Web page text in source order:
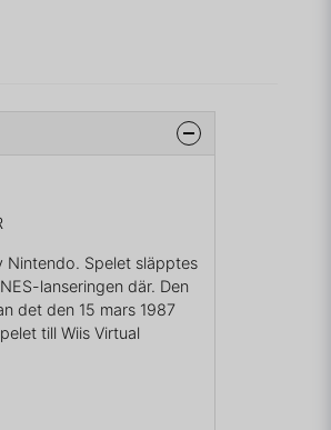
Spelet släpptes
lanseringen där. Den
det den 15 mars 1987
till Wiis Virtual
använder sig av
Rider, skall ta sig från